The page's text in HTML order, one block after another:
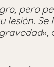
pero
lesión. Se
«,